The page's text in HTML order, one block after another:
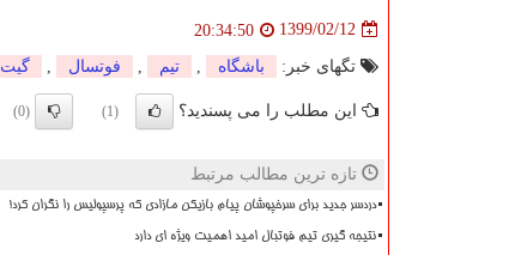
1399/02/12
20:34:50
تگهای خبر: باشگاه تیم فوتسال گیت
این مطلب را می پسندید؟ (1)
(0)
تازه ترین مطالب مرتبط
دردسر جدید برای سرخپوشان پیام بازیکن مازادی که پرسپولیس را نگران کرد!
نتیجه گیری تیم فوتبال امید اهمیت ویژه ای دارد